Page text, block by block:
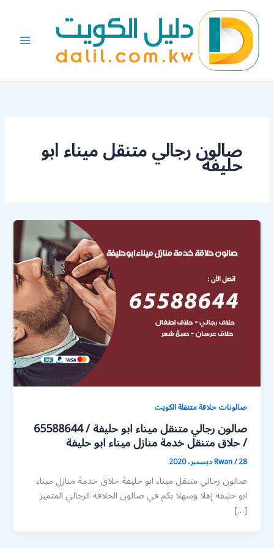
المحتوى
صالون رجالي متنقل ميناء ابو
حليفة
صالونات حلاقة متنقلة الكويت
صالون رجالي متنقل ميناء ابو حليفة / 65588644
/ حلاق متنقل خدمة منازل ميناء ابو حليفة
Rwan/28 ديسمبر، 2020
صالون رجالي متنقل ميناء ابو حليفة حلاق خدمة منازل ميناء
ابو حليفة إهلا وسهلا بكم في صالون الحلاقة الرجالي المتميز
[…]